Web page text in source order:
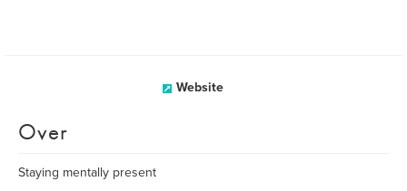
Website
Over
Staying mentally present